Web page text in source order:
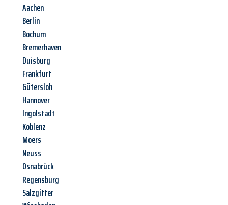
Aachen
Berlin
Bochum
Bremerhaven
Duisburg
Frankfurt
Gütersloh
Hannover
Ingolstadt
Koblenz
Moers
Neuss
Osnabrück
Regensburg
Salzgitter